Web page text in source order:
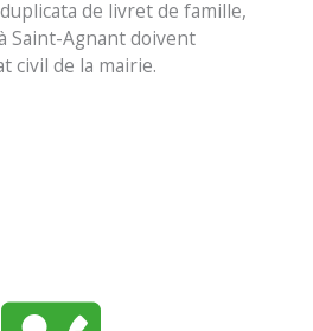
de livret de famille,
Saint-Agnant doivent
civil de la mairie.